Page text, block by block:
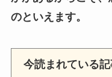
のといえます。
今読まれている